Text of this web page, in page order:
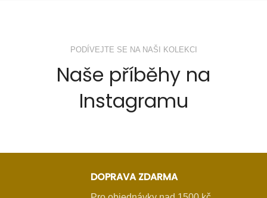
PODÍVEJTE SE NA NAŠI KOLEKCI
Naše příběhy na
Instagramu
DOPRAVA ZDARMA